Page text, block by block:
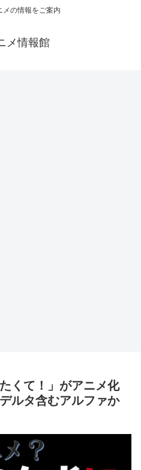
メの情報をご案内
メ情報館
くて！」がアニメ化
ルタ含むアルファか